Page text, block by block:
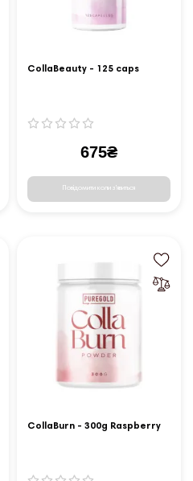
CollaBeauty - 125 caps
675₴
Повідомити коли з'явиться
CollaBurn - 300g Raspberry